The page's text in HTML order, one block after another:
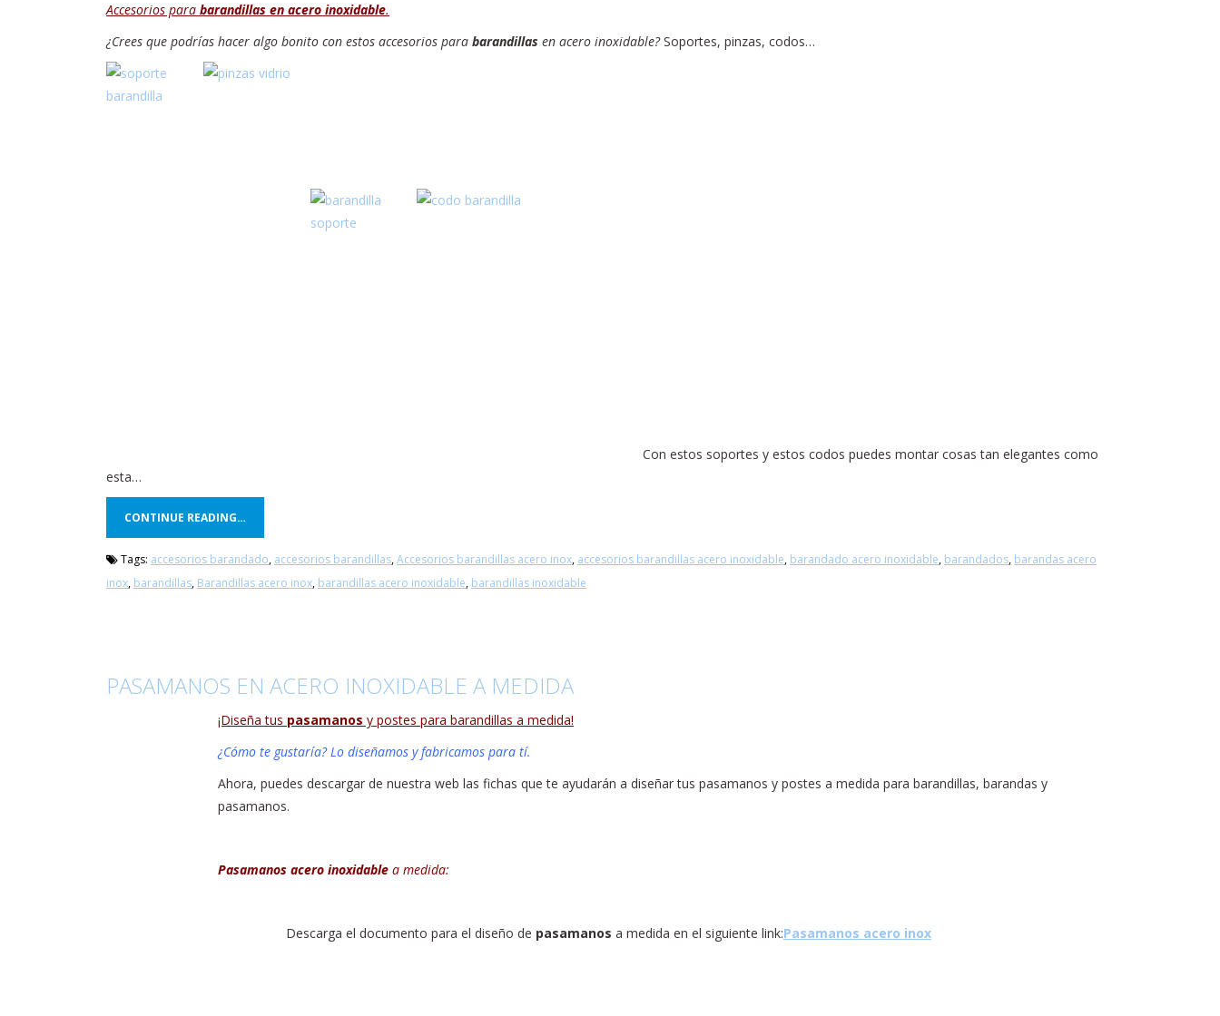
Accesorios para barandillas en acero inoxidable.
¿Crees que podrías hacer algo bonito con estos accesorios para barandillas en acero inoxidable?Soportes, pinzas, codos…
Con estos soportes y estos codos puedes montar cosas tan elegantes como
esta…
CONTINUE READING…
Tags: accesorios barandado, accesorios barandillas,Accesorios barandillas acero inox, accesorios barandillas acero inoxidable, barandado acero inoxidable, barandados, barandas acero
inox, barandillas, Barandillas acero inox, barandillas acero inoxidable, barandillas inoxidable
PASAMANOS EN ACERO INOXIDABLE A MEDIDA
¡Diseña tus pasamanos y postes para barandillas a medida!
¿Cómo te gustaría? Lo diseñamos y fabricamos para tí.
Ahora, puedes descargar de nuestra web las fichas que te ayudarán a diseñar tus pasamanos y postes a medida para barandillas, barandas y
pasamanos.
Pasamanos acero inoxidable a medida:
Descarga el documento para el diseño de pasamanos a medida en el siguiente link:Pasamanos acero inox